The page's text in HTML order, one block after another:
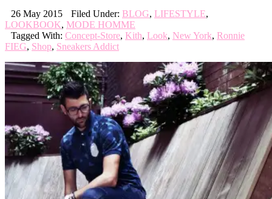
26 May 2015 Filed Under: BLOG, LIFESTYLE,
LOOKBOOK, MODE HOMME
Tagged With: Concept-Store, Kith, Look, New York, Ronnie
FIEG, Shop, Sneakers Addict